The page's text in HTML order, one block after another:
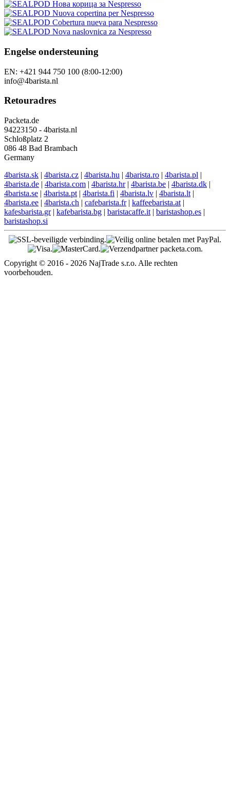
Engelse ondersteuning
EN: +421 944 750 100 (8:00-12:00)
info@4barista.nl
Retouradres
Packeta.de
94223150 - 4barista.nl
Schloßplatz 2
086 48 Bad Brambach
Germany
4barista.sk | 4barista.cz | 4barista.hu | 4barista.ro | 4barista.pl |
4barista.de | 4barista.com | 4barista.hr| 4barista.be | 4barista.dk |
4barista.se | 4barista.pt | 4barista.fi | 4barista.lv | 4barista.lt |
4barista.ee | 4barista.ch | cafebarista.fr| kaffeebarista.at |
kafesbarista.gr| kafebarista.bg | baristacaffe.it | baristashop.es |
baristashop.si
Copyright © 2016 - 2026 NajTrade s.r.o. Alle rechten
voorbehouden.